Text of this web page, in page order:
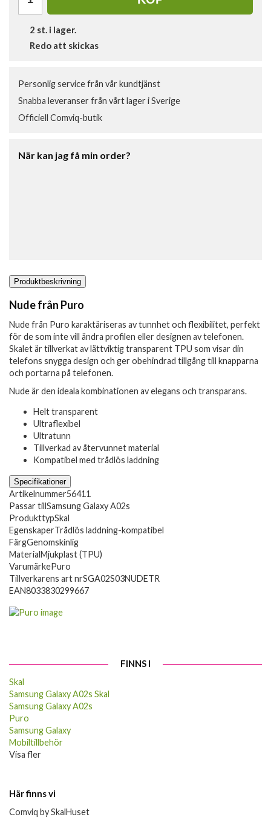
2 st. i lager.
Redo att skickas
Personlig service från vår kundtjänst
Snabba leveranser från vårt lager i Sverige
Officiell Comviq-butik
När kan jag få min order?
Produktbeskrivning
Nude från Puro
Nude från Puro karaktäriseras av tunnhet och flexibilitet, perfekt
för de som inte vill ändra profilen eller designen av telefonen.
Skalet är tillverkat av lättviktig transparent TPU som visar din
telefons snygga design och ger obehindrad tillgång till knapparna
och portarna på telefonen.
Nude är den ideala kombinationen av elegans och transparans.
Helt transparent
Ultraflexibel
Ultratunn
Tillverkad av återvunnet material
Kompatibel med trådlös laddning
Specifikationer
Artikelnummer56411
Passar tillSamsung Galaxy A02s
ProdukttypSkal
EgenskaperTrådlös laddning-kompatibel
FärgGenomskinlig
MaterialMjukplast (TPU)
VarumärkePuro
Tillverkarens art nrSGA02S03NUDETR
EAN8033830299667
FINNS I
Skal
Samsung Galaxy A02s Skal
Samsung Galaxy A02s
Puro
Samsung Galaxy
Mobiltillbehör
Visa fler
Här finns vi
Comviq by SkalHuset